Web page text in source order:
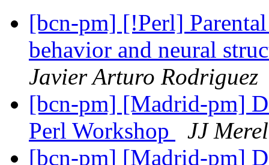
[bcn-pm] [!Perl]
behavior and neural
Javier Arturo Rodriguez
[bcn-pm] [Madrid-pm]
Perl Workshop
JJ
[bcn-pm] [Madrid-pm]